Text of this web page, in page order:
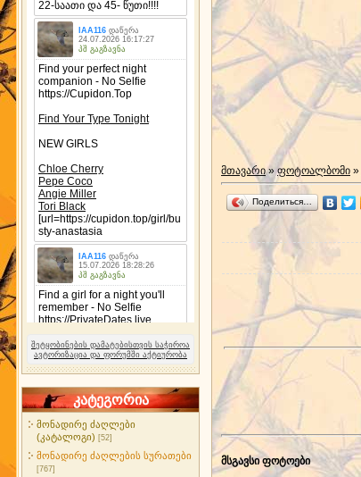
შეტყობინების დამატებისთვის საჭიროა
ავტორიზაცია და ფორუმში აქტიურობა
კატეგორია
მონადირე ძაღლები
(კატალოგი) [52]
მონადირე ძაღლების სურათები
[767]
მთავარი»ფოტოალბომი »
Поделиться…
მსგავსი ფოტოები